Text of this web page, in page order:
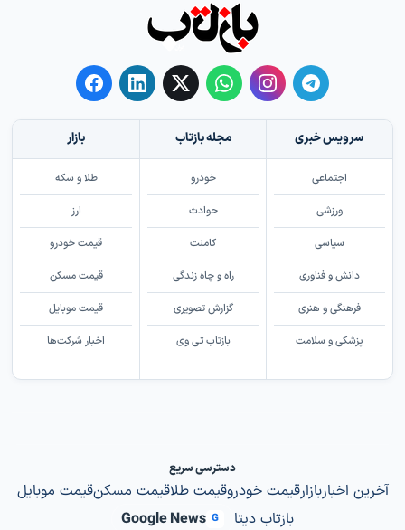
سرویس خبری
اجتماعی
ورزشی
سیاسی
دانش و فناوری
فرهنگی و هنری
پزشکی و سلامت
مجله بازتاب
خودرو
حوادث
کامنت
راه و چاه زندگی
گزارش تصویری
بازتاب تی وی
بازار
طلا و سکه
ارز
قیمت خودرو
قیمت مسکن
قیمت موبایل
اخبار شرکت‌ها
دسترسی سریع
آخرین اخباربازارقیمت خودروقیمت طلاقیمت مسکنقیمت موبایل
بازتاب دیتا
G
Google News